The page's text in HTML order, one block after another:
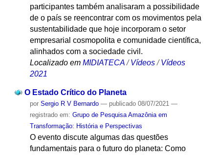
participantes também analisaram a possibilidade
de o país se reencontrar com os movimentos pela
sustentabilidade que hoje incorporam o setor
empresarial cosmopolita e comunidade científica,
alinhados com a sociedade civil.
Localizado em MIDIATECA /Vídeos /Vídeos
2021
O Estado Crítico do Planeta
por Sergio R V Bernardo — publicado08/07/2021 —
registrado em: Grupo de Pesquisa Amazônia em
Transformação: História e Perspectivas
O evento discute algumas das questões
fundamentais para o futuro do planeta: Como